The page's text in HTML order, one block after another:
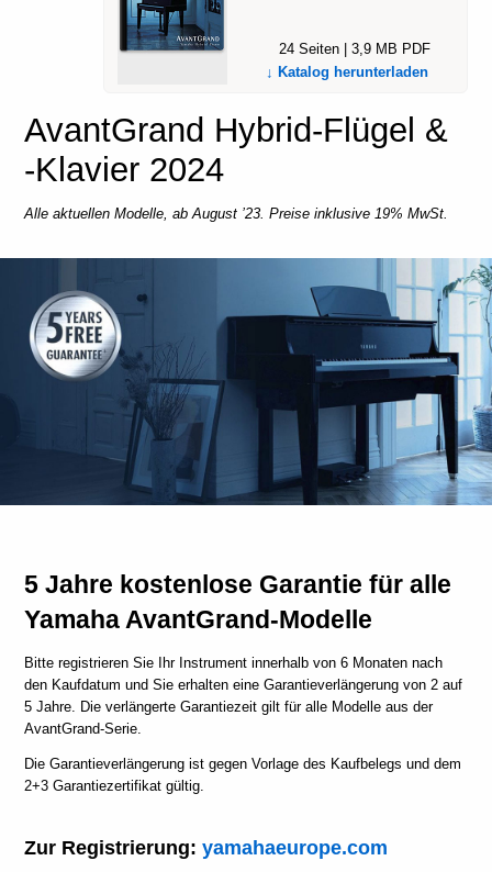
24 Seiten | 3,9 MB PDF
↓ Katalog herunterladen
AvantGrand Hybrid-Flügel &
-Klavier 2024
Alle aktuellen Modelle, ab August ’23. Preise inklusive 19% MwSt.
5 Jahre kostenlose Garantie für alle
Yamaha AvantGrand-Modelle
Bitte registrieren Sie Ihr Instrument innerhalb von 6 Monaten nach
den Kaufdatum und Sie erhalten eine Garantieverlängerung von 2 auf
5 Jahre. Die verlängerte Garantiezeit gilt für alle Modelle aus der
AvantGrand-Serie.
Die Garantieverlängerung ist gegen Vorlage des Kaufbelegs und dem
2+3 Garantiezertifikat gültig.
Zur Registrierung:yamahaeurope.com